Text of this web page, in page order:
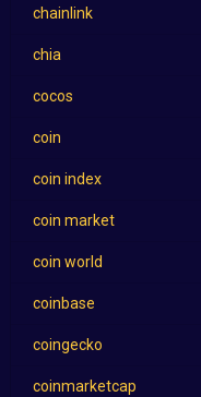
chainlink
chia
cocos
coin
coin index
coin market
coin world
coinbase
coingecko
coinmarketcap